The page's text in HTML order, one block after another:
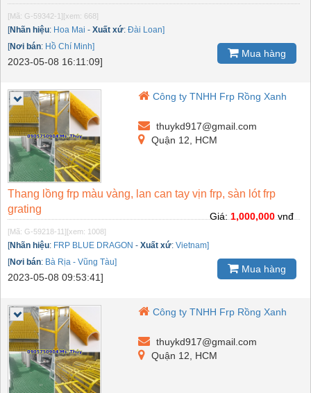
[Mã: G-59342-1][xem: 668]
[Nhãn hiệu: Hoa Mai - Xuất xứ: Đài Loan]
[Nơi bán: Hồ Chí Minh]
2023-05-08 16:11:09]
Mua hàng
Công ty TNHH Frp Rồng Xanh
thuykd917@gmail.com
Quận 12, HCM
Thang lồng frp màu vàng, lan can tay vịn frp, sàn lót frp
grating
[Mã: G-59218-11][xem: 1008]
[Nhãn hiệu: FRP BLUE DRAGON - Xuất xứ: Vietnam]
[Nơi bán: Bà Rịa - Vũng Tàu]
2023-05-08 09:53:41]
Giá: 1,000,000 vnđ
Mua hàng
Công ty TNHH Frp Rồng Xanh
thuykd917@gmail.com
Quận 12, HCM